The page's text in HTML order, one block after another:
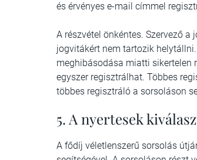
és érvényes e-mail címmel
A részvétel önkéntes. Szervező
jogvitákért nem tartozik
meghibásodása miatti sikertelen
egyszer regisztrálhat. Többes
többes regisztráló a sorsoláson
5. A nyertesek
A fődíj véletlenszerű sorsolás